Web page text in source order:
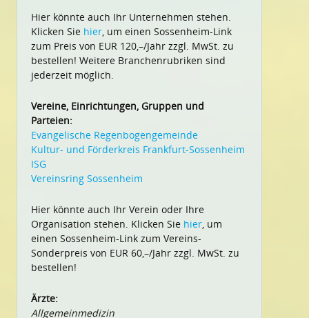
Hier könnte auch Ihr Unternehmen stehen.
Klicken Sie hier, um einen Sossenheim-Link
zum Preis von EUR 120,–/Jahr zzgl. MwSt. zu
bestellen! Weitere Branchenrubriken sind
jederzeit möglich.
Vereine, Einrichtungen, Gruppen und
Parteien:
Evangelische Regenbogengemeinde
Kultur- und Förderkreis Frankfurt-Sossenheim
ISG
Vereinsring Sossenheim
Hier könnte auch Ihr Verein oder Ihre
Organisation stehen. Klicken Sie hier, um
einen Sossenheim-Link zum Vereins-
Sonderpreis von EUR 60,–/Jahr zzgl. MwSt. zu
bestellen!
Ärzte:
Allgemeinmedizin